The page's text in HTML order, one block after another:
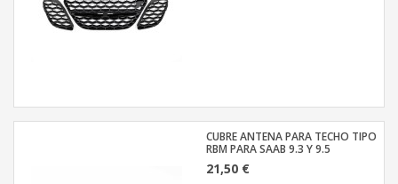
CUBRE ANTENA PARA TECHO TIPO
RBM PARA SAAB 9.3 Y 9.5
21,50 €